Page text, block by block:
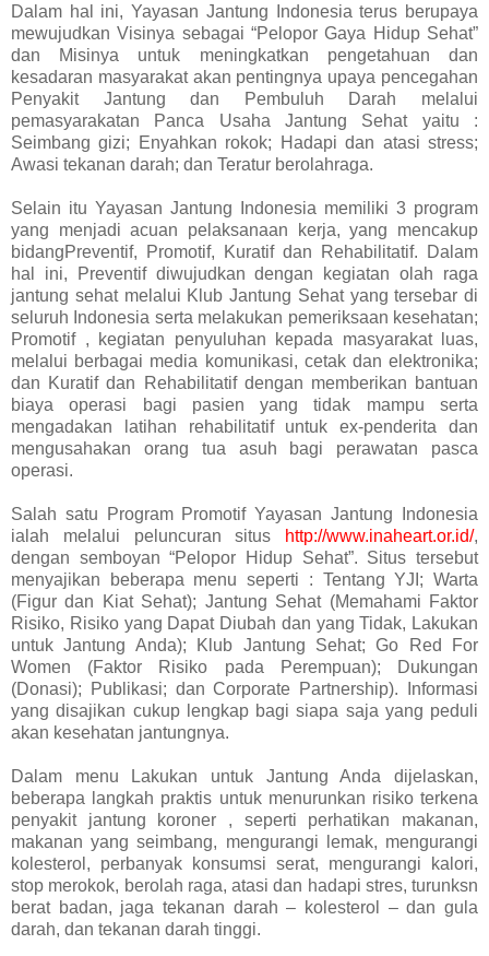
Dalam hal ini, Yayasan Jantung Indonesia terus berupaya
mewujudkan Visinya sebagai “Pelopor Gaya Hidup Sehat”
dan Misinya untuk meningkatkan pengetahuan dan
kesadaran masyarakat akan pentingnya upaya pencegahan
Penyakit Jantung dan Pembuluh Darah melalui
pemasyarakatan Panca Usaha Jantung Sehat yaitu :
Seimbang gizi; Enyahkan rokok; Hadapi dan atasi stress;
Awasi tekanan darah; dan Teratur berolahraga.
Selain itu Yayasan Jantung Indonesia memiliki 3 program
yang menjadi acuan pelaksanaan kerja, yang mencakup
bidangPreventif, Promotif, Kuratif dan Rehabilitatif. Dalam
hal ini, Preventif diwujudkan dengan kegiatan olah raga
jantung sehat melalui Klub Jantung Sehat yang tersebar di
seluruh Indonesia serta melakukan pemeriksaan kesehatan;
Promotif , kegiatan penyuluhan kepada masyarakat luas,
melalui berbagai media komunikasi, cetak dan elektronika;
dan Kuratif dan Rehabilitatif dengan memberikan bantuan
biaya operasi bagi pasien yang tidak mampu serta
mengadakan latihan rehabilitatif untuk ex-penderita dan
mengusahakan orang tua asuh bagi perawatan pasca
operasi.
Salah satu Program Promotif Yayasan Jantung Indonesia
ialah melalui peluncuran situs
http://www.inaheart.or.id/,
dengan semboyan “Pelopor Hidup Sehat”. Situs tersebut
menyajikan beberapa menu seperti : Tentang YJI; Warta
(Figur dan Kiat Sehat); Jantung Sehat (Memahami Faktor
Risiko, Risiko yang Dapat Diubah dan yang Tidak, Lakukan
untuk Jantung Anda); Klub Jantung Sehat; Go Red For
Women (Faktor Risiko pada Perempuan); Dukungan
(Donasi); Publikasi; dan Corporate Partnership). Informasi
yang disajikan cukup lengkap bagi siapa saja yang peduli
akan kesehatan jantungnya.
Dalam menu Lakukan untuk Jantung Anda dijelaskan,
beberapa langkah praktis untuk menurunkan risiko terkena
penyakit jantung koroner , seperti perhatikan makanan,
makanan yang seimbang, mengurangi lemak, mengurangi
kolesterol, perbanyak konsumsi serat, mengurangi kalori,
stop merokok, berolah raga, atasi dan hadapi stres, turunksn
berat badan, jaga tekanan darah – kolesterol – dan gula
darah, dan tekanan darah tinggi.